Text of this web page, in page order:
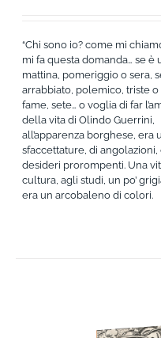
“Chi sono io? come mi
mi fa questa domanda… se è
mattina, pomeriggio o sera,
arrabbiato, polemico, triste
fame, sete… o voglia di far
della vita di Olindo Guerrini,
all’apparenza borghese, era
sfaccettature, di angolazioni,
desideri prorompenti. Una
cultura, agli studi, un po’
era un arcobaleno di colori.